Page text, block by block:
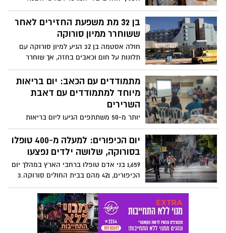
במתחם ישפרו פלאנט באר שבע. לאירוע
הגיעו הבעלים יובל סבן ורונן חזן, בני
המשפחה וחברים. גם נציג מחברת סמסונג,
יאיר שמיר, נכח באירוע והתכבד בקביעת
המזוזה בכניסה. במהלך האירוע הוכנה
הפתעה מרגשת במיוחד לילדי סורוקה
בן 32 מת משפעת החזירים לאחר
ששוחרר ממיון סורוקה
חולה אסטמה בן 32 הגיע למיון סורוקה עם
תלונות על חום וכאבים בחזה, אך שוחרר
לביתו ללא הטיפול המומלץ. שלושה ימים
לאחר מכן הידרדר מצבו והוא נפטר משפעת
החזירים. "אשפוז ממושך ורוויי סבל, יגון
התביעה.
מתמודדים עם הכאב: יום בריאות
מיוחד למתמודדים עם דאבת
השרירים
יותר מ-50 משתתפים הגיעו ליום בריאות
מיוחד שיזם צוות מכון הפיזיותרפיה של
הכללית בבאר שבע והוקדש כולו למתמודדים
עם פיברומיאלגיה.
יום הכיפורים: למעלה מ-400 טופלו
בסורוקה, שלושה ילדים נפצעו
1,659 בני אדם טופלו ברחבי הארץ במהלך יום
הכיפורים, 421 מהם בבית החולים סורוקה.3
ילדים נפצעו מרכיבה על אופניים וקורקינט.
בנוסף לכך התקבלו 41 לידות במהלך יום
הכיפורים. בבאר שבע לא נרשמו אירועי
זריקת אבנים.